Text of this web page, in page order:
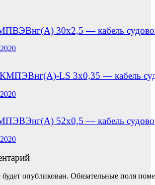
30х2,5 — кабель
LS 3х0,35 — кабель
52х0,5 — кабель
опубликован. Обязательные поля